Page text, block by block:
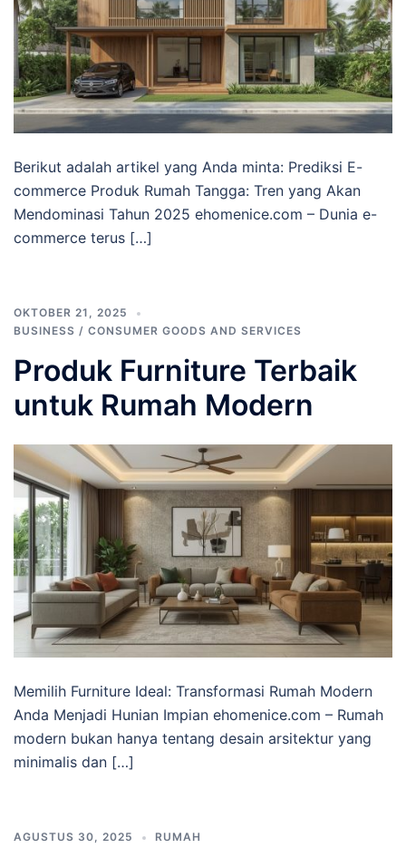
Berikut adalah artikel yang Anda minta: Prediksi E-
commerce Produk Rumah Tangga: Tren yang Akan
Mendominasi Tahun 2025 ehomenice.com – Dunia e-
commerce terus […]
OKTOBER 21, 2025
BUSINESS / CONSUMER GOODS AND SERVICES
Produk Furniture Terbaik
untuk Rumah Modern
Memilih Furniture Ideal: Transformasi Rumah Modern
Anda Menjadi Hunian Impian ehomenice.com – Rumah
modern bukan hanya tentang desain arsitektur yang
minimalis dan […]
AGUSTUS 30, 2025 RUMAH